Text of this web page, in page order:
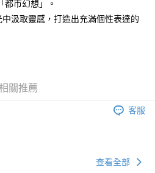
都市幻想」。
汲取靈感，打造出充滿個性表達的
關推薦
客服
查看全部